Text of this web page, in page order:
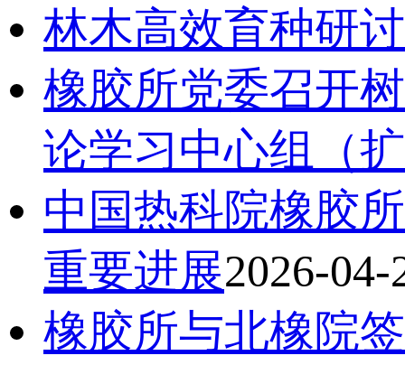
林木高效育种研
橡胶所党委召开
论学习中心组（
中国热科院橡胶
重要进展2026-04-
橡胶所与北橡院